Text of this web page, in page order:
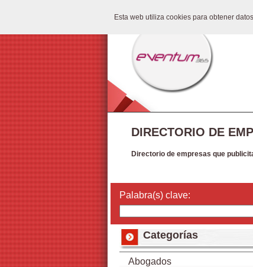
Esta web utiliza cookies para obtener
DIRECTORIO DE
Directorio de empresas que
Palabra(s) clave:
Categorías
Abogados